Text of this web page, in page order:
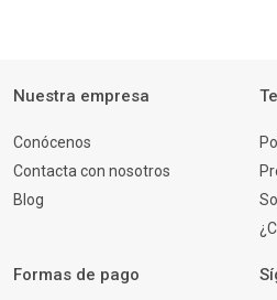
Nuestra empresa
Conócenos
Contacta con nosotros
Blog
Formas de pago